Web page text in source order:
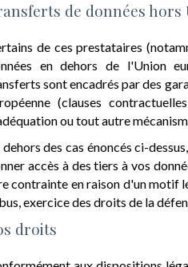
de données hors
de ces prestataires
en dehors de l'Union
sont encadrés par des
(clauses
ou tout autre
dehors des cas énoncés ci-
accès à des tiers à vos
contrainte en raison d'un motif
exercice des droits de la
droits